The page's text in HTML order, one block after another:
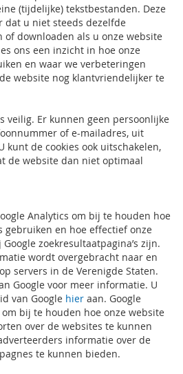
(tijdelijke) tekstbestanden. Deze
dat u niet steeds dezelfde
downloaden als u onze website
ons een inzicht in hoe onze
en waar we verbeteringen
website nog klantvriendelijker te
veilig. Er kunnen geen persoonlijke
of e-mailadres, uit
kunt de cookies ook uitschakelen,
de website dan niet optimaal
Analytics om bij te houden hoe
gebruiken en hoe effectief onze
zoekresultaatpagina’s zijn.
wordt overgebracht naar en
servers in de Verenigde Staten.
Google voor meer informatie. U
van Google hier aan. Google
bij te houden hoe onze website
over de websites te kunnen
informatie over de
te kunnen bieden.